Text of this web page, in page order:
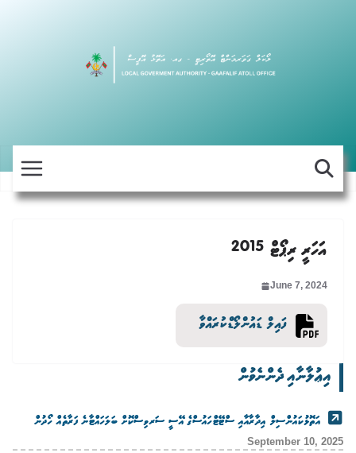
އަހަރީ ރިޕޯޓް 2015
June 7, 2024
ފައިލް ޑައުންލޯޑްކުރައްވާ
އިޢުލާނާއި ދެންނެވުން
އަތޮޅުކައުންސިލް އިދާރާއާއި ސްޓޭޓްހައުސްގެ އޭސީ ސަރވިސްކޮށް ބަލަހައްޓާނެ ފަރާތެއް ހޯދުން
September 10, 2025